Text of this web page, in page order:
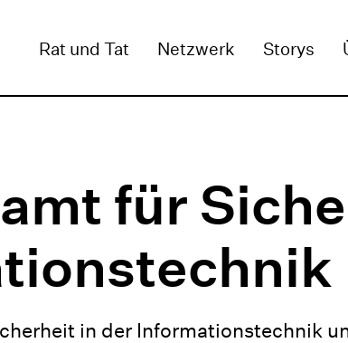
Rat und Tat Netzwerk Storys
für
in der Informationstechnik